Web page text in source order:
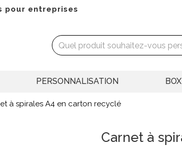
pour entreprises
PERSONNALISATION
à spirales A4 en carton recyclé
Carnet à